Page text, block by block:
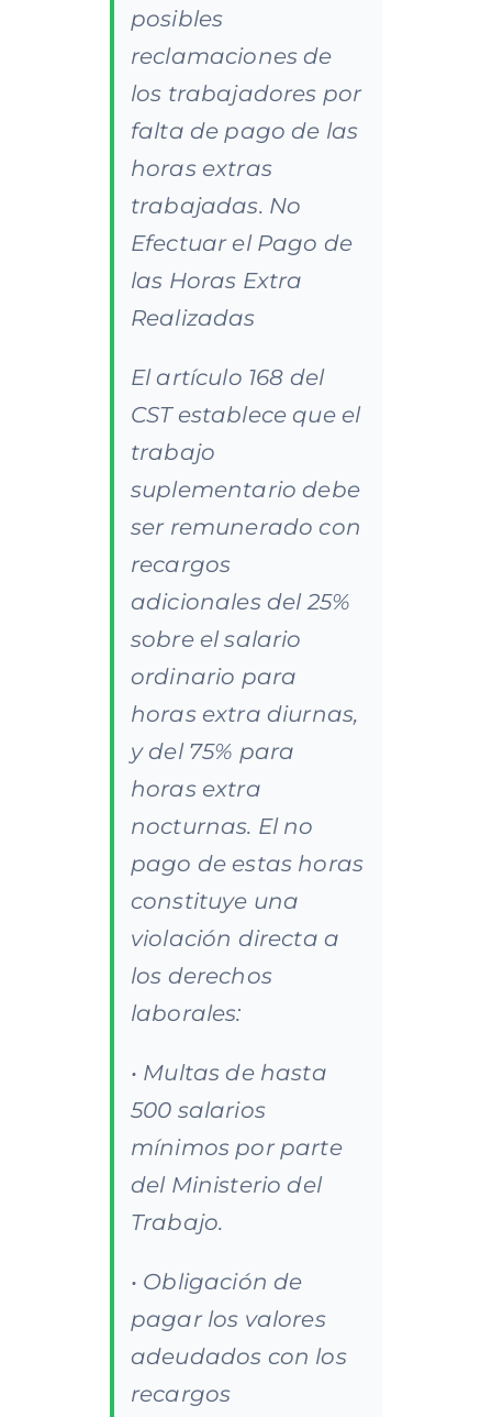
posibles
reclamaciones de
los trabajadores por
falta de pago de las
horas extras
trabajadas. No
Efectuar el Pago de
las Horas Extra
Realizadas
El artículo 168 del
CST establece que el
trabajo
suplementario debe
ser remunerado con
recargos
adicionales del 25%
sobre el salario
ordinario para
horas extra diurnas,
y del 75% para
horas extra
nocturnas. El no
pago de estas horas
constituye una
violación directa a
los derechos
laborales:
• Multas de hasta
500 salarios
mínimos por parte
del Ministerio del
Trabajo.
• Obligación de
pagar los valores
adeudados con los
recargos